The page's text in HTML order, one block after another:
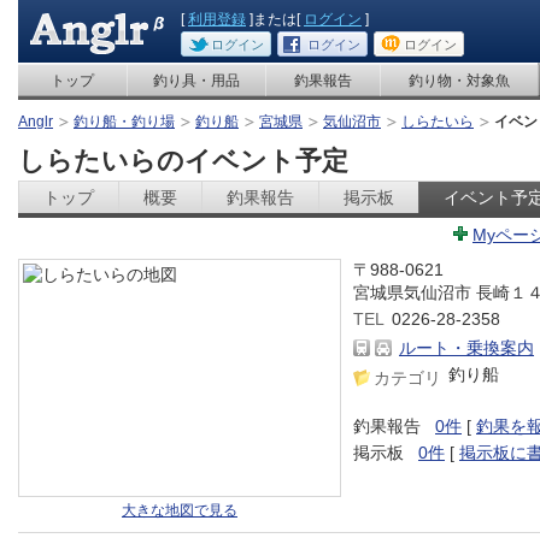
[利用登録 ]または[ ログイン ]
ログイン ログイン ログイン
トップ 釣り具・用品 釣果報告 釣り物・対象魚
Anglr 釣り船・釣り場 釣り船 宮城県 気仙沼市 しらたいら イベ
しらたいらのイベント予定
トップ 概要 釣果報告 掲示板
イベント予
Myペー
大きな地図で見る
〒988-0621
宮城県気仙沼市 長崎１
TEL
0226-28-2358
ルート・乗換案内
カテゴリ 釣り船
釣果報告 0件 [ 釣果を
掲示板
0件 [ 掲示板に